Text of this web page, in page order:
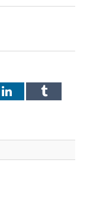
LinkedInTumblr